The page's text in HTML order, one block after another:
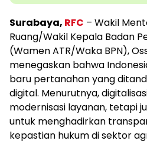
Surabaya, RFC – Wakil
Ruang/Wakil Kepala Badan
(Wamen ATR/Waka BPN),
menegaskan bahwa
baru pertanahan yang
digital. Menurutnya,
modernisasi layanan, tetapi
untuk menghadirkan
kepastian hukum di sektor